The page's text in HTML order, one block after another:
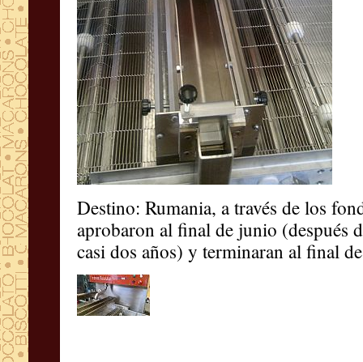
Destino: Rumania, a través de los
aprobaron al final de junio (después
casi dos años) y terminaran al final